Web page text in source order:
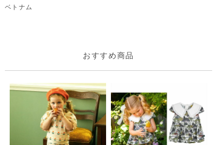
ベトナム
おすすめ商品